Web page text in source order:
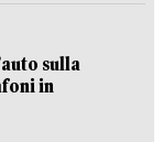
sulla
in